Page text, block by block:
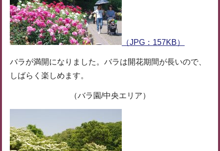
（JPG：157KB）
バラが満開になりました。バラは開花期間が長いので、
しばらく楽しめます。
（バラ園/中央エリア）